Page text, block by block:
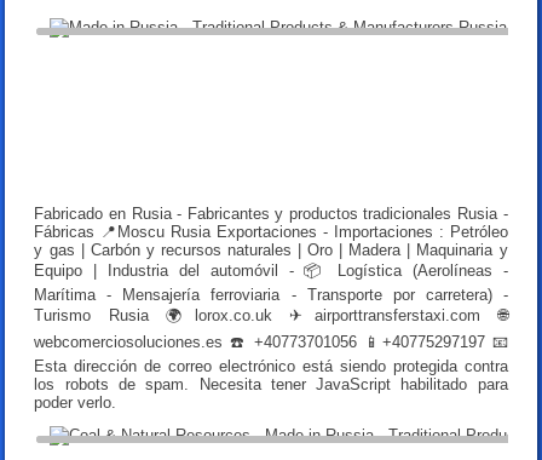
Fabricado en Rusia - Fabricantes y productos tradicionales Rusia -
Fábricas 📍Moscu Rusia Exportaciones - Importaciones : Petróleo
y gas | Carbón y recursos naturales | Oro | Madera | Maquinaria y
Equipo | Industria del automóvil - 📦 Logística (Aerolíneas -
Marítima - Mensajería ferroviaria - Transporte por carretera) -
Turismo Rusia 🌍
lorox.co.uk✈airporttransferstaxi.com 🌐
webcomerciosoluciones.es ☎️ +40773701056 📱+40775297197 📧
Esta dirección de correo electrónico está siendo protegida contra
los robots de spam. Necesita tener JavaScript habilitado para
poder verlo.